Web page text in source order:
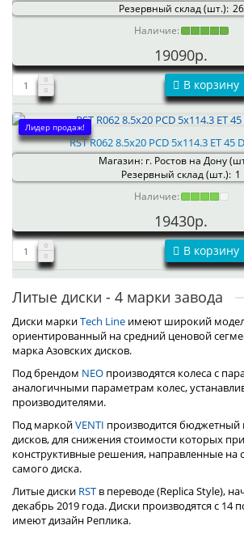
Резервный склад (шт.): 26
Наличие:
19090р.
В корзину
Лидер продаж!
RST R062 8.5x20 PCD 5x114.3 ET 45
Магазин: г. Ростов на Дону
Резервный склад (шт.): 1
Наличие:
19430р.
В корзину
Литые диски - 4 марки завода
Диски маркиTech Line имеют широкий
ориентированный на средний ценовой
марка Азовских дисков.
Под брендом NEO производятся колеса с
аналогичными параметрам колес,
производителями.
Под маркойVENTI производится бюджетный
дисков, для снижения стоимости которых
конструктивные решения, направленные на
самого диска.
Литые диски RST в переводе (Replica Style),
декабрь 2019 года. Диски производятся с 14
имеют дизайн Реплика.